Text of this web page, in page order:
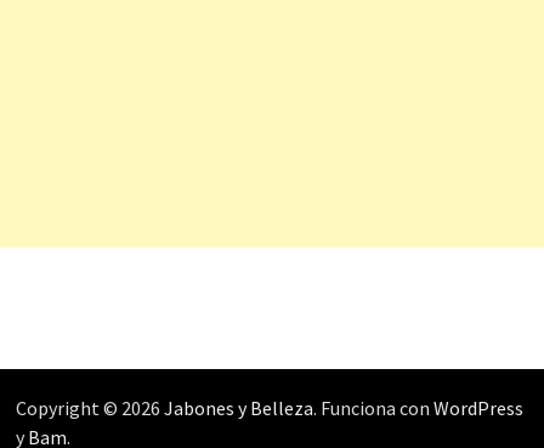
Copyright © 2026 Jabones y Belleza. Funciona con WordPress
yBam.